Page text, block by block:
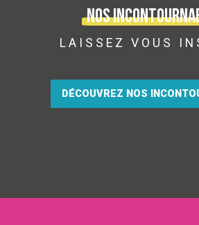
Nos
LAISSEZ VOUS
DÉCOUVREZ NOS